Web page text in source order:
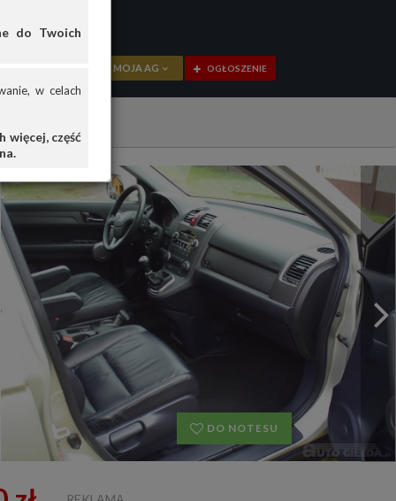
do Twoich
w celach
więcej, część
MOJA AG
PRZEGLĄD
DOŁADUJ KONTO
KOSZYK
HISTORIA
OGŁOSZENIE
DO NOTESU